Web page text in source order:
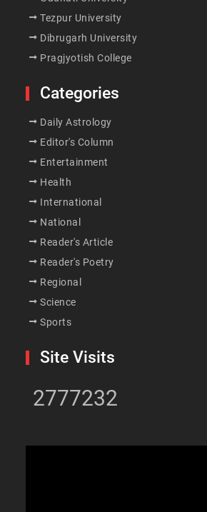
Tezpur University
Dibrugarh University
Pragjyotish College
Categories
Daily Astrology
Editor's Column
Entertainment
Health
International
National
Reader's Article
Reader's Poetry
Regional
Science
Sports
Site Visits
2777232